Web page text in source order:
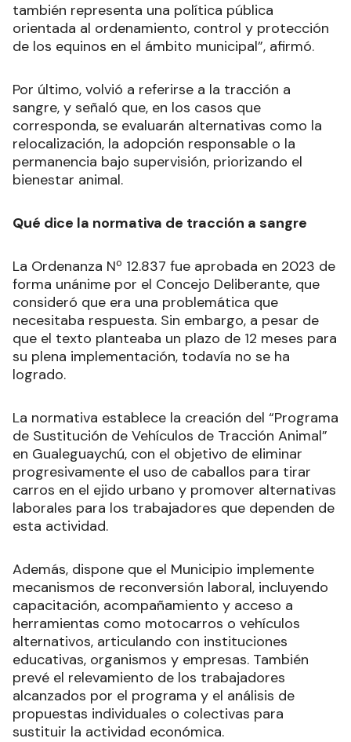
también representa una política pública
orientada al ordenamiento, control y protección
de los equinos en el ámbito municipal”, afirmó.
Por último, volvió a referirse a la tracción a
sangre, y señaló que, en los casos que
corresponda, se evaluarán alternativas como la
relocalización, la adopción responsable o la
permanencia bajo supervisión, priorizando el
bienestar animal.
Qué dice la normativa de tracción a sangre
La Ordenanza Nº 12.837 fue aprobada en 2023 de
forma unánime por el Concejo Deliberante, que
consideró que era una problemática que
necesitaba respuesta. Sin embargo, a pesar de
que el texto planteaba un plazo de 12 meses para
su plena implementación, todavía no se ha
logrado.
La normativa establece la creación del “Programa
de Sustitución de Vehículos de Tracción Animal”
en Gualeguaychú, con el objetivo de eliminar
progresivamente el uso de caballos para tirar
carros en el ejido urbano y promover alternativas
laborales para los trabajadores que dependen de
esta actividad.
Además, dispone que el Municipio implemente
mecanismos de reconversión laboral, incluyendo
capacitación, acompañamiento y acceso a
herramientas como motocarros o vehículos
alternativos, articulando con instituciones
educativas, organismos y empresas. También
prevé el relevamiento de los trabajadores
alcanzados por el programa y el análisis de
propuestas individuales o colectivas para
sustituir la actividad económica.